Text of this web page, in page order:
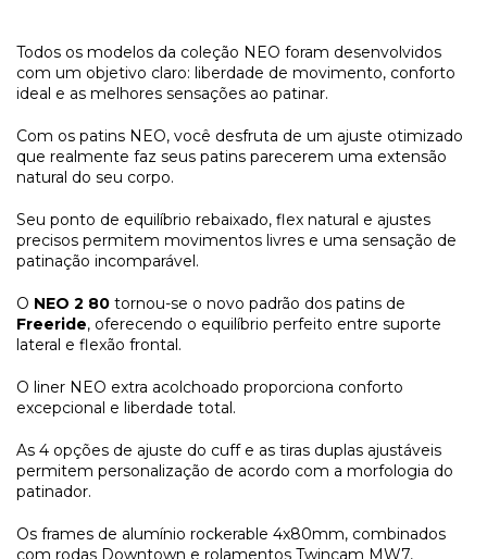
Todos os modelos da coleção NEO foram desenvolvidos
com um objetivo claro: liberdade de movimento, conforto
ideal e as melhores sensações ao patinar.
Com os patins NEO, você desfruta de um ajuste otimizado
que realmente faz seus patins parecerem uma extensão
natural do seu corpo.
Seu ponto de equilíbrio rebaixado, flex natural e ajustes
precisos permitem movimentos livres e uma sensação de
patinação incomparável.
O NEO 2 80 tornou-se o novo padrão dos patins de
Freeride, oferecendo o equilíbrio perfeito entre suporte
lateral e flexão frontal.
O liner NEO extra acolchoado proporciona conforto
excepcional e liberdade total.
As 4 opções de ajuste do cuff e as tiras duplas ajustáveis
permitem personalização de acordo com a morfologia do
patinador.
Os frames de alumínio rockerable 4x80mm, combinados
com rodas Downtown e rolamentos Twincam MW7,